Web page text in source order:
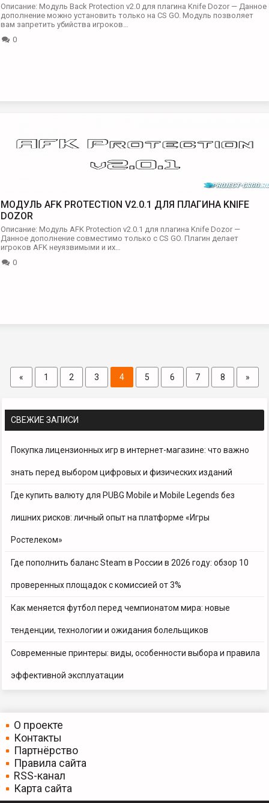
СВЕЖИЕ ЗАПИСИ
Покупка лицензионных игр в интернет-магазине: что важно
знать перед выбором цифровых и физических изданий
Где купить валюту для PUBG Mobile и Mobile Legends без
лишних рисков: личный опыт на платформе «Игры
Ростелеком»
Где пополнить баланс Steam в России в 2026 году: обзор 10
проверенных площадок с комиссией от 3%
Как меняется футбол перед чемпионатом мира: новые
тенденции, технологии и ожидания болельщиков
Современные принтеры: виды, особенности выбора и правила
эффективной эксплуатации
Описание: Модуль Back Protection v2.0 для плагина Knife Dozor — Данное
дополнение можно установить только на CS GO. Модуль позволяет
вам запретить убийства игроков…
0
МОДУЛЬ AFK PROTECTION V2.0.1 ДЛЯ ПЛАГИНА KNIFE
DOZOR
Описание: Модуль AFK Protection v2.0.1 для плагина Knife Dozor —
Данное дополнение совместимо только с CS GO. Плагин делает
игроков AFK неуязвимыми и их…
0
« 1 2 3 4 5 6 7 8 »
О проекте
Контакты
Партнёрство
Правила сайта
RSS-канал
Карта сайта